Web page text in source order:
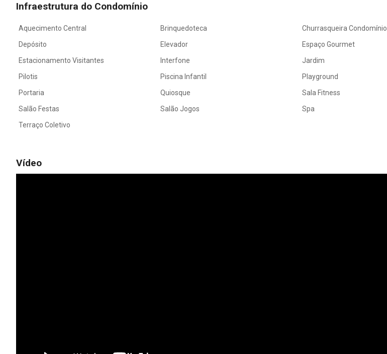
Infraestrutura do Condomínio
Aquecimento Central Brinquedoteca
Churrasqueira Condomínio
Depósito
Elevador
Espaço Gourmet
Estacionamento Visitantes
Interfone
Jardim
Pilotis
Piscina Infantil
Playground
Portaria
Quiosque
Sala Fitness
Salão Festas
Salão Jogos
Spa
Terraço Coletivo
Vídeo